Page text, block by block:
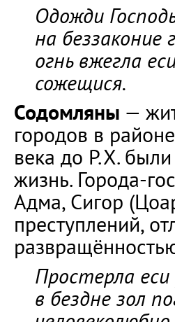
Одожди
на
огнь вжегла
сожещися.
Содомляны —
городов в
века до Р.Х.
жизнь. Города-
Адма, Сигор
преступлений,
Простерла
в бездне зол